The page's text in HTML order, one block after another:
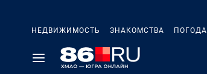
НЕДВИЖИМОСТЬ ЗНАКОМСТВА ПОГОДА